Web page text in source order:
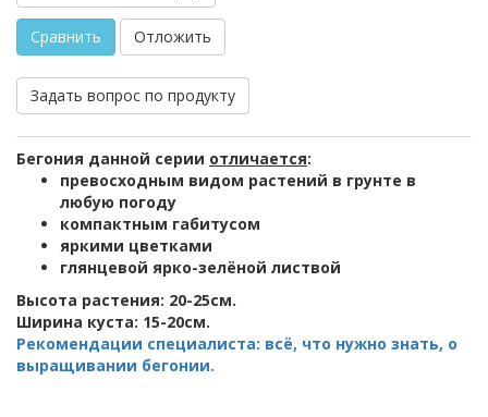
Сравнить Отложить
Задать вопрос по продукту
Бегония данной серии отличается:
превосходным видом растений в грунте в
любую погоду
компактным габитусом
яркими цветками
глянцевой ярко-зелёной листвой
Высота растения: 20-25см.
Ширина куста: 15-20см.
Рекомендации специалиста: всё, что нужно знать, о
выращивании бегонии.